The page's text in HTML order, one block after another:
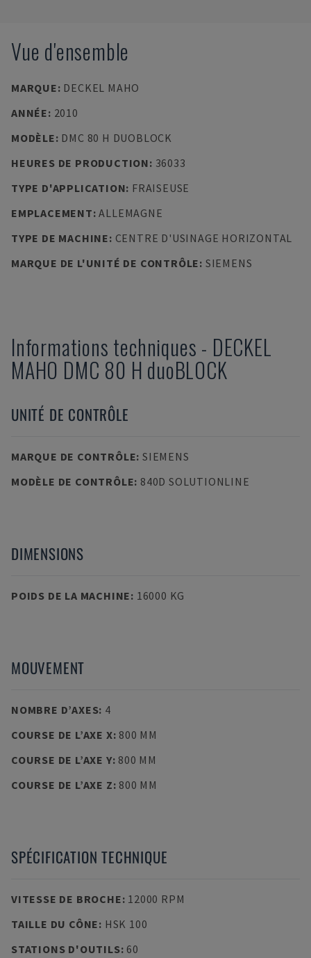
Vue d'ensemble
MARQUE: DECKEL MAHO
ANNÉE: 2010
MODÈLE: DMC 80 H DUOBLOCK
HEURES DE PRODUCTION: 36033
TYPE D'APPLICATION: FRAISEUSE
EMPLACEMENT:ALLEMAGNE
TYPE DE MACHINE: CENTRE D'USINAGE HORIZONTAL
MARQUE DE L'UNITÉ DE CONTRÔLE: SIEMENS
Informations techniques - DECKEL
MAHO DMC 80 H duoBLOCK
UNITÉ DE CONTRÔLE
MARQUE DE CONTRÔLE: SIEMENS
MODÈLE DE CONTRÔLE: 840D SOLUTIONLINE
DIMENSIONS
POIDS DE LA MACHINE: 16000 KG
MOUVEMENT
NOMBRE D’AXES: 4
COURSE DE L’AXE X: 800 MM
COURSE DE L’AXE Y: 800 MM
COURSE DE L’AXE Z: 800 MM
SPÉCIFICATION TECHNIQUE
VITESSE DE BROCHE: 12000 RPM
TAILLE DU CÔNE: HSK 100
STATIONS D'OUTILS: 60